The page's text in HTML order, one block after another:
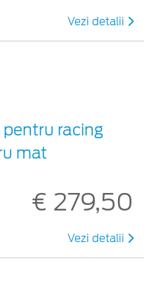
Vezi detalii
racing
mat
€ 279,50
Vezi detalii